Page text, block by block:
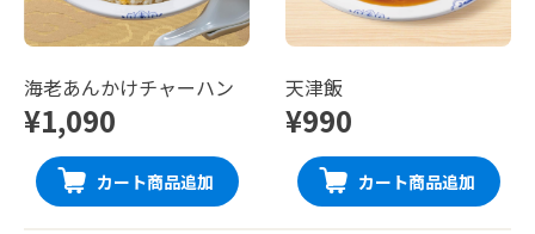
海老あんかけチャーハン
¥1,090
カート商品追加
天津飯
¥990
カート商品追加